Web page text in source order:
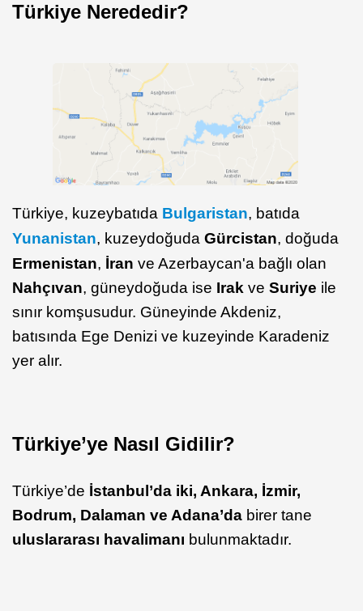
Türkiye Nerededir?
Türkiye, kuzeybatıda Bulgaristan, batıda
Yunanistan, kuzeydoğuda Gürcistan, doğuda
Ermenistan, İran ve Azerbaycan'a bağlı olan
Nahçıvan, güneydoğuda ise Irak ve Suriye ile
sınır komşusudur. Güneyinde Akdeniz,
batısında Ege Denizi ve kuzeyinde Karadeniz
yer alır.
Türkiye’ye Nasıl Gidilir?
Türkiye’de İstanbul’da iki, Ankara, İzmir,
Bodrum, Dalaman ve Adana’da birer tane
uluslararası havalimanı bulunmaktadır.